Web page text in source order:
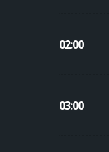
02:00
03:00